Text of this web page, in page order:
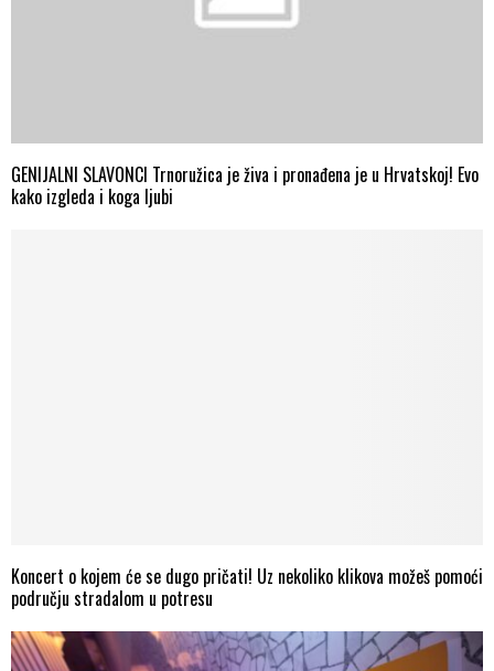
GENIJALNI SLAVONCI Trnoružica je živa i pronađena je u Hrvatskoj! Evo
kako izgleda i koga ljubi
Koncert o kojem će se dugo pričati! Uz nekoliko klikova možeš pomoći
području stradalom u potresu